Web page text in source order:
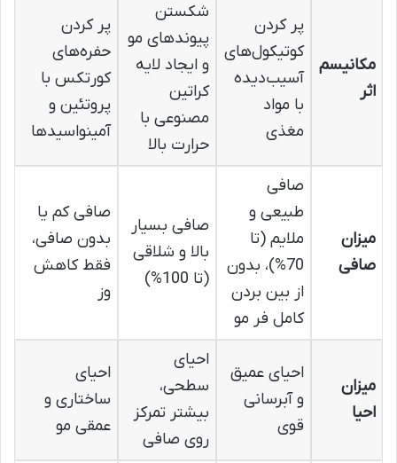
مکانیسم
اثر
پر کردن
کوتیکول‌های
آسیب‌دیده
با مواد
مغذی
شکستن
پیوندهای مو
و ایجاد لایه
کراتین
مصنوعی با
حرارت بالا
پر کردن
حفره‌های
کورتکس با
پروتئین و
آمینواسیدها
میزان
صافی
صافی
طبیعی و
ملایم (تا
70%)، بدون
از بین بردن
کامل فر مو
صافی بسیار
بالا و شلاقی
(تا 100%)
صافی کم یا
بدون صافی،
فقط کاهش
وز
میزان
احیا
احیای عمیق
و آبرسانی
قوی
احیای
سطحی،
بیشتر تمرکز
روی صافی
احیای
ساختاری و
عمقی مو